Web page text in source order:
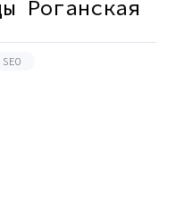
Роганская
SEO